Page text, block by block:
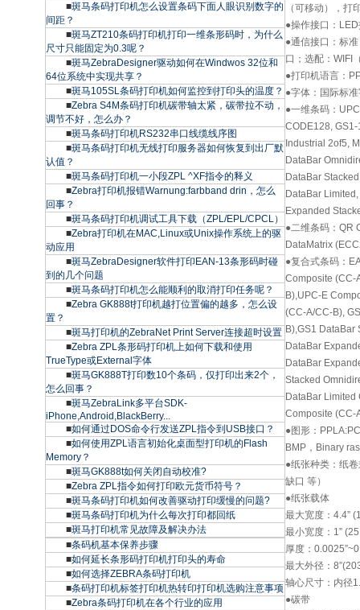
■斑马条码打印机怎么设置条码下面人眼识别数字的
间距？
■斑马ZT210条码打印机打印一维条形码时，为什么
尺寸只能固定为0.3呢？
■斑马ZebraDesigner驱动如何在Windwos 32位和
64位系统中实现共享？
■斑马105SL条码打印机如何监控到打印头的温度？
■Zebra S4M条码打印机碳带轴太紧，碳带拉不动，
调节不好，怎么办？
■斑马条码打印机RS232串口线缆线序图
■斑马条码打印机无线打印服务器如何恢复到出厂默
认值？
■斑马条码打印机一小段ZPL ^XF指令的释义
■Zebra打印机报错Warnung:farbband drin，怎么
回事？
■斑马条码打印机调试工具下载（ZPL/EPL/CPCL）
■Zebra打印机在MAC,Linux或Unix操作系统上的驱
动应用
■斑马ZebraDesigner软件打印EAN-13条形码时碰
到的几个问题
■斑马条码打印机怎么能顺利的取消打印任务呢？
■Zebra GK888t打印机越打位置偏的越多，怎么设
置？
■斑马打印机的ZebraNet Print Server连接超时设置
■Zebra ZPL条形码打印机上如何下载和使用
TrueType或External字体
■斑马GK888T打印数10个条码，仅打印出来2个，
怎么回事？
■斑马ZebraLink多平台SDK-
iPhone,Android,BlackBerry...
■如何通过DOS命令行发送ZPL指令到USB接口？
■如何使用ZPL语言初始化桌面型打印机的Flash
Memory？
■斑马GK888t如何关闭自动校准?
■Zebra ZPL指令如何打印欧元货币符号？
■斑马条码打印机如何改善驱动打印缓慢的问题?
■斑马条码打印机为什么每次打印都回纸
■斑马打印机常见故障及解决办法
■条码机基本保养步骤
■如何延长条形码打印机打印头的寿命
■如何选择ZEBRA条码打印机
■条码打印机标签打印机热转印打印机选购注意事项
■Zebra条码打印机在各个行业的应用
（可移动），打
●操作接口：
●通信接口：标
口；选配：WIFI
●打印机语言：
●字体：国际标
●一维条码：
CODE128,
Industrial 2of5,
DataBar
DataBar
DataBar
Expanded
●二维条码：QR
DataMatrix
●复合式条码：
Composite (CC-
B),UPC-E
(CC-A/CC-B),
B),GS1 DataBar
DataBar
DataBar
Stacked
DataBar Limited
Composite (CC-
●图形：
BMP，Binary
●纸张种类：纸
缺口 等）
●纸张载体
最大宽度：4.4”
最小宽度：1”
厚度：
最大外径：
轴心尺寸：内径
●碳带